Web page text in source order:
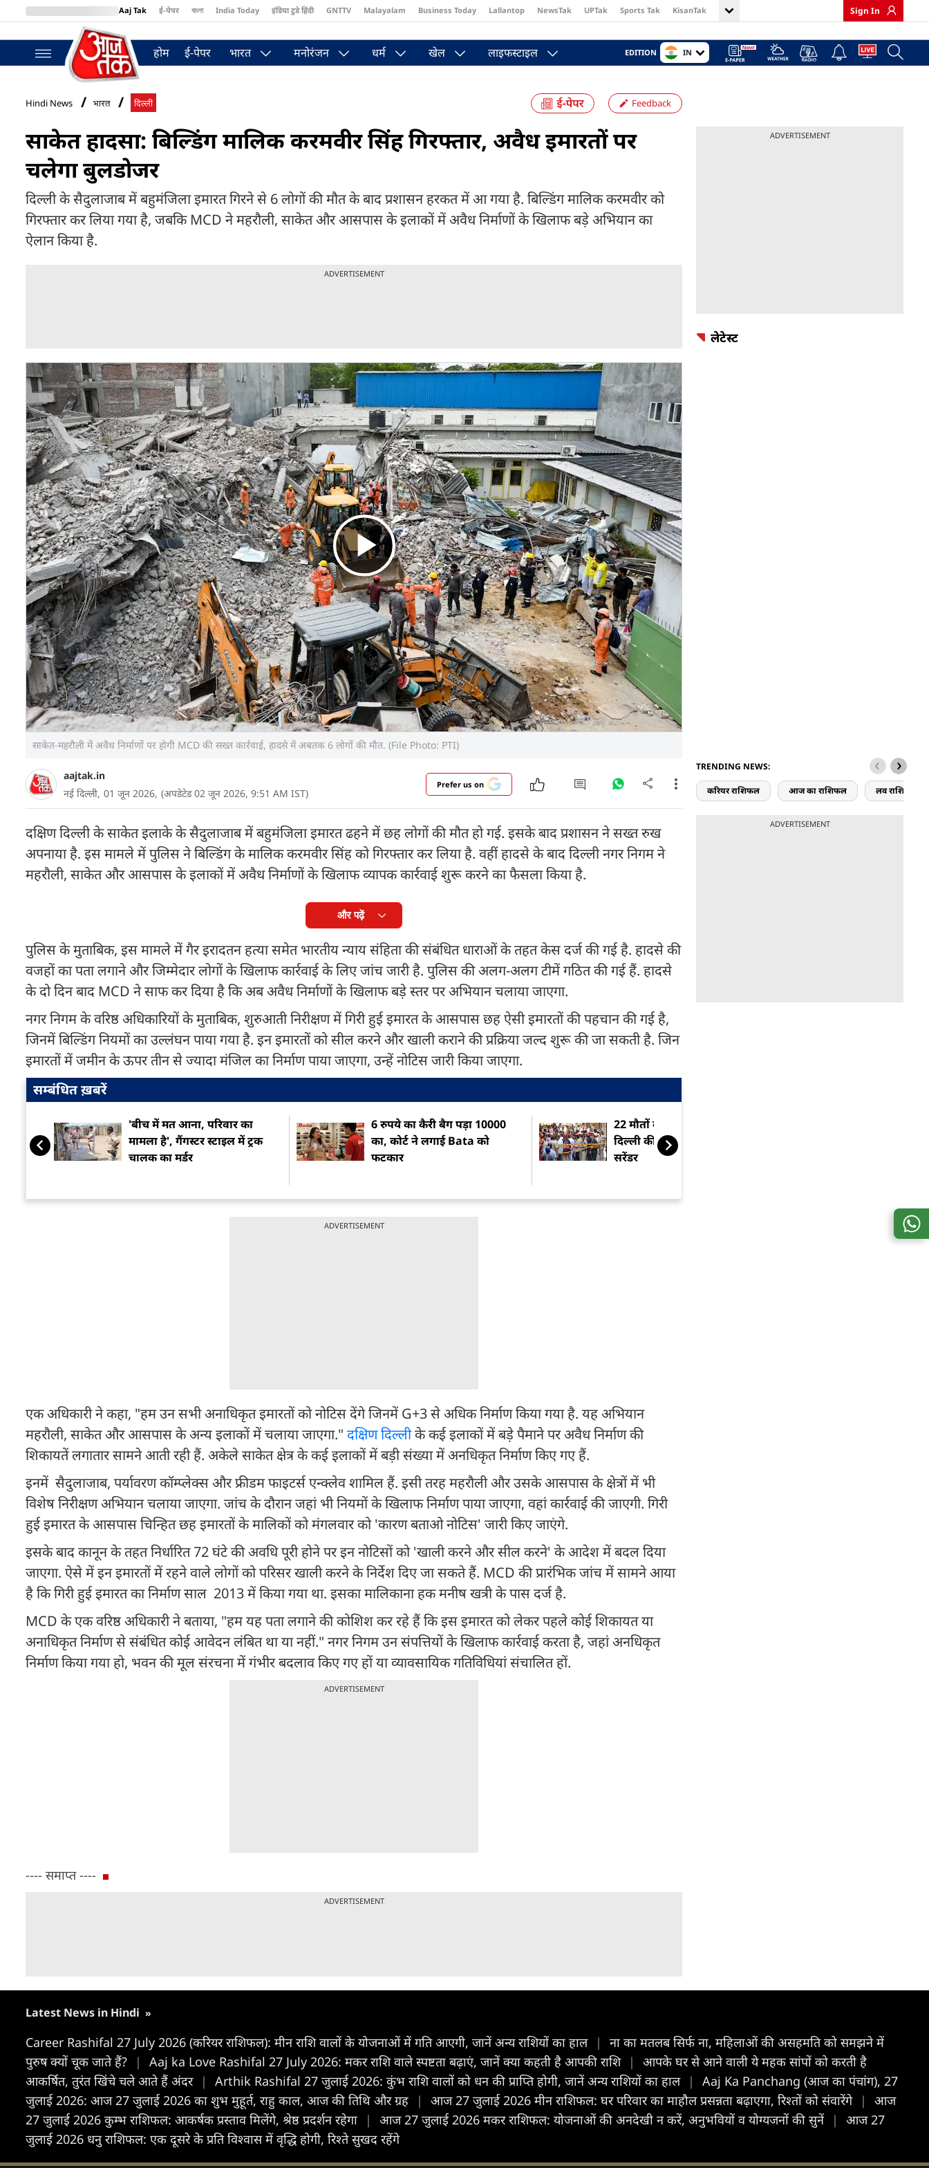
Aaj Tak ई-पेपर বাংলা India Today इंडिया टुडे हिंदी GNTTV Malayalam Business Today Lallantop NewsTak UPTak Sports Tak KisanTak
BT Bazaar
Sign In
होम ई-पेपर भारत मनोरंजन धर्म खेल लाइफस्टाइल EDITION IN
Hindi News भारत दिल्ली Feedback
साकेत हादसा: बिल्डिंग मालिक करमवीर सिंह गिरफ्तार, अवैध इमारतों पर
चलेगा बुलडोजर
दिल्ली के सैदुलाजाब में बहुमंजिला इमारत गिरने से 6 लोगों की मौत के बाद प्रशासन हरकत में आ गया है. बिल्डिंग मालिक करमवीर को
गिरफ्तार कर लिया गया है, जबकि MCD ने महरौली, साकेत और आसपास के इलाकों में अवैध निर्माणों के खिलाफ बड़े अभियान का
ऐलान किया है.
ADVERTISEMENT
साकेत-महरौली में अवैध निर्माणों पर होगी MCD की सख्त कार्रवाई, हादसे में अबतक 6 लोगों की मौत. (File Photo: PTI)
aajtak.in
नई दिल्ली, 01 जून 2026, (अपडेटेड 02 जून 2026, 9:51 AM IST)
Prefer us on
दक्षिण दिल्ली के साकेत इलाके के सैदुलाजाब में बहुमंजिला इमारत ढहने में छह लोगों की मौत हो गई. इसके बाद प्रशासन ने सख्त रुख
अपनाया है. इस मामले में पुलिस ने बिल्डिंग के मालिक करमवीर सिंह को गिरफ्तार कर लिया है. वहीं हादसे के बाद दिल्ली नगर निगम ने
महरौली, साकेत और आसपास के इलाकों में अवैध निर्माणों के खिलाफ व्यापक कार्रवाई शुरू करने का फैसला किया है.
और पढ़ें
पुलिस के मुताबिक, इस मामले में गैर इरादतन हत्या समेत भारतीय न्याय संहिता की संबंधित धाराओं के तहत केस दर्ज की गई है. हादसे की
वजहों का पता लगाने और जिम्मेदार लोगों के खिलाफ कार्रवाई के लिए जांच जारी है. पुलिस की अलग-अलग टीमें गठित की गई हैं. हादसे
के दो दिन बाद MCD ने साफ कर दिया है कि अब अवैध निर्माणों के खिलाफ बड़े स्तर पर अभियान चलाया जाएगा.
नगर निगम के वरिष्ठ अधिकारियों के मुताबिक, शुरुआती निरीक्षण में गिरी हुई इमारत के आसपास छह ऐसी इमारतों की पहचान की गई है,
जिनमें बिल्डिंग नियमों का उल्लंघन पाया गया है. इन इमारतों को सील करने और खाली कराने की प्रक्रिया जल्द शुरू की जा सकती है. जिन
इमारतों में जमीन के ऊपर तीन से ज्यादा मंजिल का निर्माण पाया जाएगा, उन्हें नोटिस जारी किया जाएगा.
सम्बंधित ख़बरें
'बीच में मत आना, परिवार का
मामला है', गैंगस्टर स्टाइल में ट्रक
चालक का मर्डर
6 रुपये का कैरी बैग पड़ा 10000
का, कोर्ट ने लगाई Bata को
फटकार
22 मौतों वाले अग्निकांड में IIT
दिल्ली की एंट्री, जय मिश्रा ने किया
सरेंडर
ADVERTISEMENT
एक अधिकारी ने कहा, "हम उन सभी अनाधिकृत इमारतों को नोटिस देंगे जिनमें G+3 से अधिक निर्माण किया गया है. यह अभियान
महरौली, साकेत और आसपास के अन्य इलाकों में चलाया जाएगा." दक्षिण दिल्लीके कई इलाकों में बड़े पैमाने पर अवैध निर्माण की
शिकायतें लगातार सामने आती रही हैं. अकेले साकेत क्षेत्र के कई इलाकों में बड़ी संख्या में अनधिकृत निर्माण किए गए हैं.
इनमें सैदुलाजाब, पर्यावरण कॉम्प्लेक्स और फ्रीडम फाइटर्स एन्क्लेव शामिल हैं. इसी तरह महरौली और उसके आसपास के क्षेत्रों में भी
विशेष निरीक्षण अभियान चलाया जाएगा. जांच के दौरान जहां भी नियमों के खिलाफ निर्माण पाया जाएगा, वहां कार्रवाई की जाएगी. गिरी
हुई इमारत के आसपास चिन्हित छह इमारतों के मालिकों को मंगलवार को 'कारण बताओ नोटिस' जारी किए जाएंगे.
इसके बाद कानून के तहत निर्धारित 72 घंटे की अवधि पूरी होने पर इन नोटिसों को 'खाली करने और सील करने' के आदेश में बदल दिया
जाएगा. ऐसे में इन इमारतों में रहने वाले लोगों को परिसर खाली करने के निर्देश दिए जा सकते हैं. MCD की प्रारंभिक जांच में सामने आया
है कि गिरी हुई इमारत का निर्माण साल 2013 में किया गया था. इसका मालिकाना हक मनीष खत्री के पास दर्ज है.
MCD के एक वरिष्ठ अधिकारी ने बताया, "हम यह पता लगाने की कोशिश कर रहे हैं कि इस इमारत को लेकर पहले कोई शिकायत या
अनाधिकृत निर्माण से संबंधित कोई आवेदन लंबित था या नहीं." नगर निगम उन संपत्तियों के खिलाफ कार्रवाई करता है, जहां अनधिकृत
निर्माण किया गया हो, भवन की मूल संरचना में गंभीर बदलाव किए गए हों या व्यावसायिक गतिविधियां संचालित हों.
ADVERTISEMENT
---- समाप्त ----
ADVERTISEMENT
ADVERTISEMENT
लेटेस्ट
TRENDING NEWS:
करियर राशिफल आज का राशिफल लव राशिफल
ADVERTISEMENT
Latest News in Hindi »
Career Rashifal 27 July 2026 (करियर राशिफल): मीन राशि वालों के योजनाओं में गति आएगी, जानें अन्य राशियों का हाल |
ना का मतलब सिर्फ ना, महिलाओं की असहमति को समझने में
पुरुष क्यों चूक जाते हैं?
| Aaj ka Love Rashifal 27 July 2026: मकर राशि वाले स्पष्टता बढ़ाएं, जानें क्या कहती है आपकी राशि |
आपके घर से आने वाली ये महक सांपों को करती है
आकर्षित, तुरंत खिंचे चले आते हैं अंदर | Arthik Rashifal 27 जुलाई 2026: कुंभ राशि वालों को धन की प्राप्ति होगी, जानें अन्य राशियों का हाल |
Aaj Ka Panchang (आज का पंचांग), 27
जुलाई 2026: आज 27 जुलाई 2026 का शुभ मुहूर्त, राहु काल, आज की तिथि और ग्रह
| आज 27 जुलाई 2026 मीन राशिफल: घर परिवार का माहौल प्रसन्नता बढ़ाएगा, रिश्तों को संवारेंगे |
आज
27 जुलाई 2026 कुम्भ राशिफल: आकर्षक प्रस्ताव मिलेंगे, श्रेष्ठ प्रदर्शन रहेगा
| आज 27 जुलाई 2026 मकर राशिफल: योजनाओं की अनदेखी न करें, अनुभवियों व योग्यजनों की सुनें |
आज 27
जुलाई 2026 धनु राशिफल: एक दूसरे के प्रति विश्वास में वृद्धि होगी, रिश्ते सुखद रहेंगे